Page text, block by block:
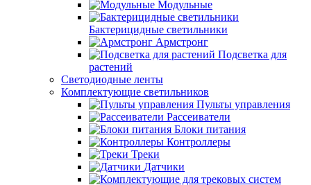
Модульные
Бактерицидные светильники
Армстронг
Подсветка для
растений
Светодиодные ленты
Комплектующие светильников
Пульты управления
Рассеиватели
Блоки питания
Контроллеры
Треки
Датчики